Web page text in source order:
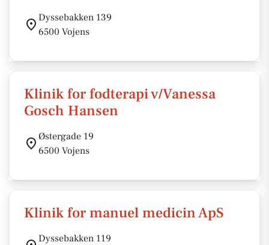
Dyssebakken 139
6500 Vojens
Klinik for fodterapi v/Vanessa
Gosch Hansen
Østergade 19
6500 Vojens
Klinik for manuel medicin ApS
Dyssebakken 119